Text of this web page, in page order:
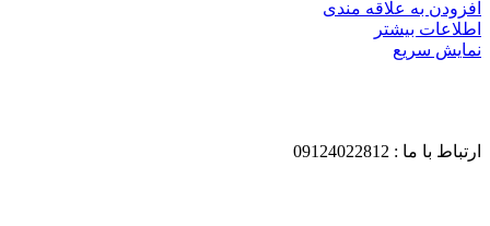
افزودن به علاقه مندی
اطلاعات بیشتر
نمایش سریع
ارتباط با ما : 09124022812